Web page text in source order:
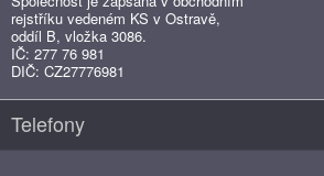
rejstříku vedeném KS v Ostravě,
oddíl B, vložka 3086.
IČ: 277 76 981
DIČ: CZ27776981
Telefony